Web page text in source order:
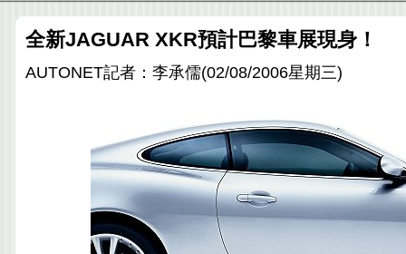
全新JAGUAR XKR預計巴黎車展現身！
AUTONET記者：李承儒(02/08/2006星期三)